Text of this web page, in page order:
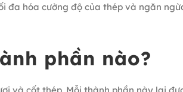
đa hóa cường độ của thép và ngăn
phần nào?